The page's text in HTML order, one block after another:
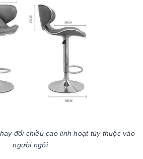
đổi chiều cao linh hoạt tùy thuộc vào
người ngôi